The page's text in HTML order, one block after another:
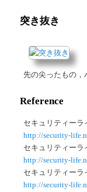
突き抜き
先の尖ったもの，
Reference
セキュリティーラ
http://security-
セキュリティーラ
http://security-
セキュリティーラ
http://security-